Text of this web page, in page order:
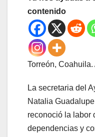
contenido
Torreón,
La secretaria del
Natalia
reconoció la labor
dependencias y